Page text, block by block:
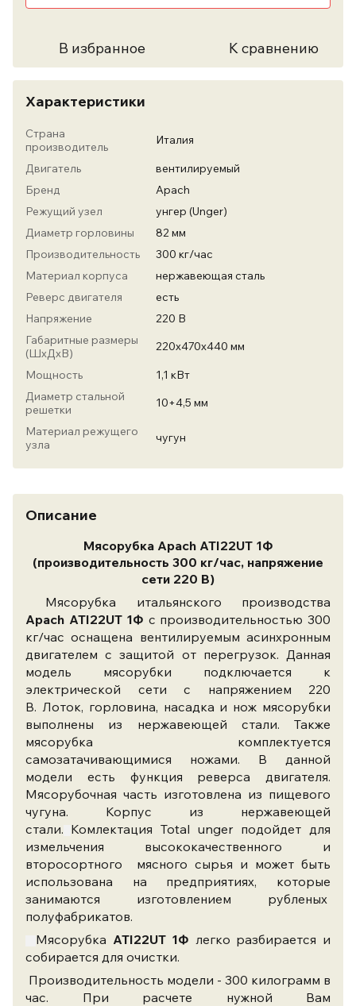
В избранное К сравнению
Характеристики
Страна
производитель
Италия
Двигатель
вентилируемый
Бренд
Apach
Режущий узел
унгер (Unger)
Диаметр горловины
82 мм
Производительность
300 кг/час
Материал корпуса
нержавеющая сталь
Реверс двигателя
есть
Напряжение
220 В
Габаритные размеры
(ШхДхВ)
220х470х440 мм
Мощность
1,1 кВт
Диаметр стальной
решетки
10+4,5 мм
Материал режущего
узла
чугун
Описание
Мясорубка Apach ATI22UT 1Ф
(производительность 300 кг/час, напряжение
сети 220 В)
Мясорубка итальянского производства
Apach ATI22UT 1Ф с производительностью 300
кг/час оснащена вентилируемым асинхронным
двигателем с защитой от перегрузок. Данная
модель мясорубки подключается к
электрической сети с напряжением 220
В. Лоток, горловина, насадка и нож мясорубки
выполнены из нержавеющей стали. Также
мясорубка комплектуется
самозатачивающимися ножами. В данной
модели есть функция реверса двигателя.
Мясорубочная часть изготовлена из пищевого
чугуна. Корпус из нержавеющей
стали. Комлектация Total unger подойдет для
измельчения высококачественного и
второсортного мясного сырья и может быть
использована на предприятиях, которые
занимаются изготовлением рубленых
полуфабрикатов.
Мясорубка ATI22UT 1Ф легко разбирается и
собирается для очистки.
Производительность модели - 300 килограмм в
час. При расчете нужной Вам